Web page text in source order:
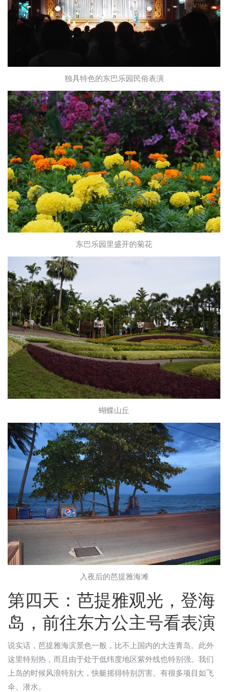
独具特色的东巴乐园民俗表演
东巴乐园里盛开的菊花
蝴蝶山丘
入夜后的芭提雅海滩
第四天：芭提雅观光，登海
岛，前往东方公主号看表演
说实话，芭提雅海滨景色一般，比不上国内的大连青岛。此外
这里特别热，而且由于处于低纬度地区紫外线也特别强。我们
上岛的时候风浪特别大，快艇摇得特别厉害。有很多项目如飞
伞、潜水。